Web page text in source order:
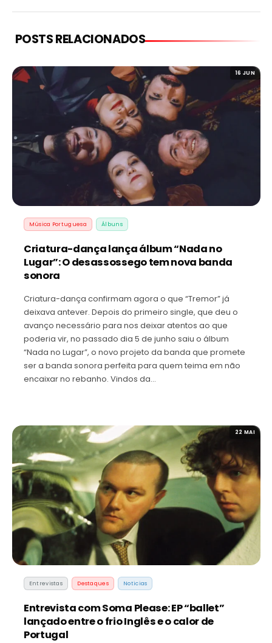
POSTS RELACIONADOS
16 JUN
Música Portuguesa Álbuns
Criatura-dança lança álbum “Nada no
Lugar”: O desassossego tem nova banda
sonora
Criatura-dança confirmam agora o que “Tremor” já
deixava antever. Depois do primeiro single, que deu o
avanço necessário para nos deixar atentos ao que
poderia vir, no passado dia 5 de junho saiu o álbum
“Nada no Lugar”, o novo projeto da banda que promete
ser a banda sonora perfeita para quem teima em não
encaixar no rebanho. Vindos da…
22 MAI
Entrevistas Destaques Noticias
Entrevista com Soma Please: EP “ballet”
lançado entre o frio Inglês e o calor de
Portugal